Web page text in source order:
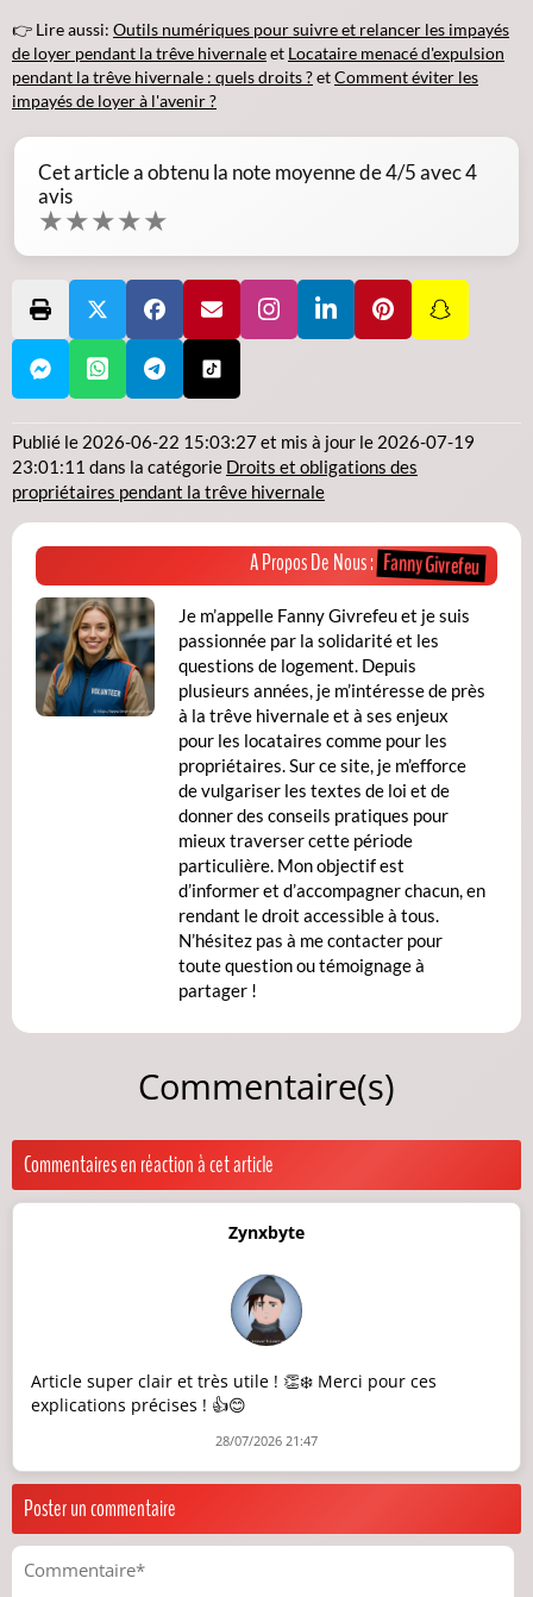
👉 Lire aussi: Outils numériques pour suivre et relancer les impayés
de loyer pendant la trêve hivernaleet Locataire menacé d'expulsion
pendant la trêve hivernale : quels droits ?etComment éviter les
impayés de loyer à l'avenir ?
Cet article a obtenu la note moyenne de4/5 avec4
avis
★★★★★
Publié le 2026-06-22 15:03:27et mis à jour le 2026-07-19
23:01:11 dans la catégorie Droits et obligations des
propriétaires pendant la trêve hivernale
A Propos De Nous :Fanny Givrefeu
Je m’appelle Fanny Givrefeu et je suis
passionnée par la solidarité et les
questions de logement. Depuis
plusieurs années, je m’intéresse de près
à la trêve hivernale et à ses enjeux
pour les locataires comme pour les
propriétaires. Sur ce site, je m’efforce
de vulgariser les textes de loi et de
donner des conseils pratiques pour
mieux traverser cette période
particulière. Mon objectif est
d’informer et d’accompagner chacun, en
rendant le droit accessible à tous.
N’hésitez pas à me contacter pour
toute question ou témoignage à
partager !
Commentaire(s)
Commentaires en réaction à cet article
Zynxbyte
Article super clair et très utile ! 👏❄️ Merci pour ces
explications précises ! 👍😊
28/07/2026 21:47
Poster un commentaire